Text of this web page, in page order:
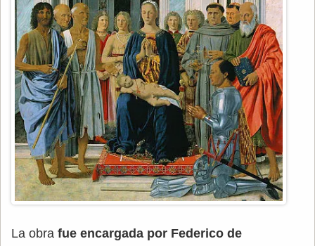
La obra fue encargada por Federico de